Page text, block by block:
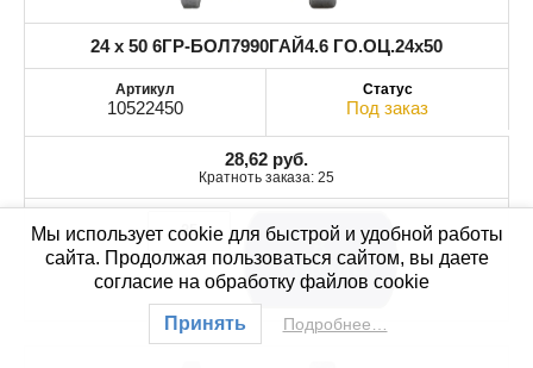
24 x 50 6ГР-БОЛ7990ГАЙ4.6 ГО.ОЦ.24x50
10522450 Под заказ
28,62 руб.
Кратноть заказа: 25
В
КОРЗИНУ
Мы использует cookie для быстрой и удобной работы
сайта. Продолжая пользоваться сайтом, вы даете
согласие на обработку файлов cookie
Принять Подробнее…